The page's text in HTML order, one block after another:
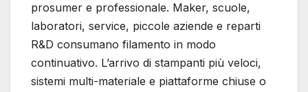
prosumer e professionale. Maker, scuole,
laboratori, service, piccole aziende e reparti
R&D consumano filamento in modo
continuativo. L’arrivo di stampanti più veloci,
sistemi multi-materiale e piattaforme chiuse o